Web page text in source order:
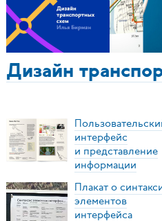
Дизайн
интерфейс
и представление
информации
Плакат о
элементов
интерфейса